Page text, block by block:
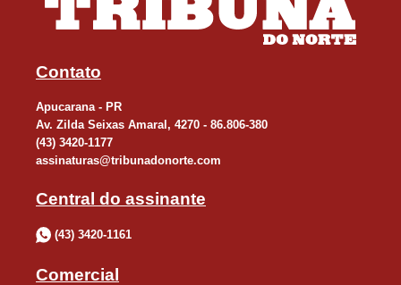
Contato
Apucarana - PR
Av. Zilda Seixas Amaral, 4270 - 86.806-380
(43) 3420-1177
assinaturas@tribunadonorte.com
Central do assinante
(43) 3420-1161
Comercial